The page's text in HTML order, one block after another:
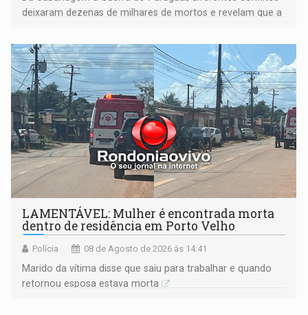
deixaram dezenas de milhares de mortos e revelam que a
territoriais e sociais
LAMENTÁVEL: Mulher é encontrada morta
dentro de residência em Porto Velho
Polícia 08 de Agosto de 2026 às 14:41
Marido da vítima disse que saiu para trabalhar e quando
retornou esposa estava morta